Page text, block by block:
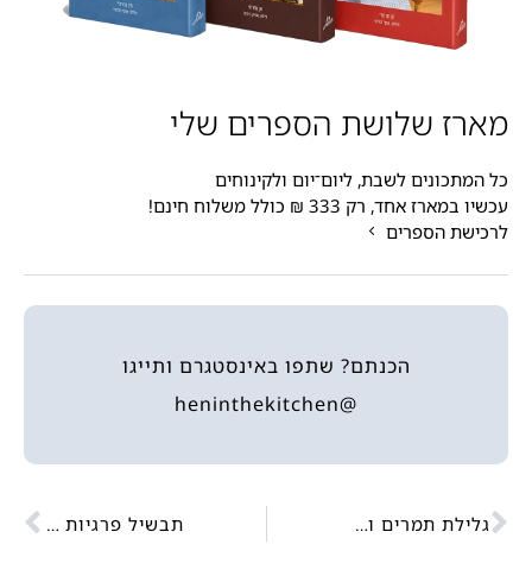
מארז שלושת הספרים שלי
כל המתכונים לשבת, ליום־יום ולקינוחים
עכשיו במארז אחד, רק 333 ₪ כולל משלוח חינם!
לרכישת הספרים
הכנתם? שתפו באינסטגרם ותייגו
@heninthekitchen
גלילת תמרים ואגוזים תבשיל פרגיות ושומר